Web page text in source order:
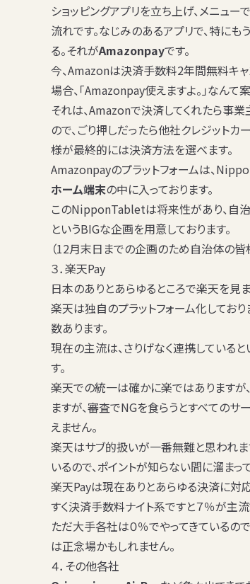
ショッピングアプリを立ち上げ、メニュ
流れです。なじみのあるアプリで、特に
る。それがAmazonpayです。
今、Amazonは決済手数料2年間無料キ
場合、「Amazonpay使えますよ。」なん
それは、Amazonで決済してくれたら事
ので、ごり押しだったら他社クレジット
様が最終的には決済方法を選べます。
Amazonpayのプラットフォームは、
ホーム端末の中に入っております。
このNipponTabletは将来性があり、自
というBIGな企画を用意しております。
（12月末日までの企画のため自治体の皆
３．楽天Pay
日本のありとあらゆるところで楽天を見
楽天は独自のプラットフォーム化してお
数あります。
現在の主流は、さりげなく連携している
す。
楽天での統一は確かに楽ではありますが
ますが、審査でNGを食らうとすべての
えません。
楽天はサブ的扱いが一番無難と思われ
いるので、ポイントが知らない間に溜まっ
楽天Payは現在ありとあらゆる決済に対
すく決済手数料ナイト系ですと７％が主
ただ大手各社は０％でやってきているの
は正念場かもしれません。
４．その他各社